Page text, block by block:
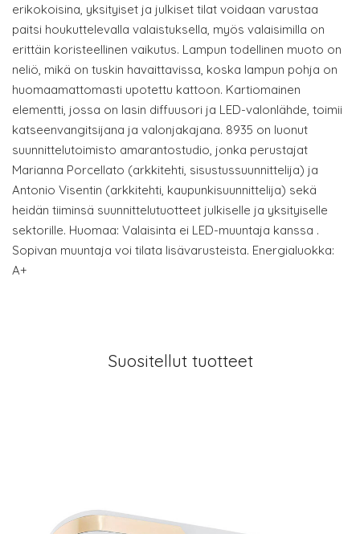
erikokoisina, yksityiset ja julkiset tilat voidaan varustaa
paitsi houkuttelevalla valaistuksella, myös valaisimilla on
erittäin koristeellinen vaikutus. Lampun todellinen muoto on
neliö, mikä on tuskin havaittavissa, koska lampun pohja on
huomaamattomasti upotettu kattoon. Kartiomainen
elementti, jossa on lasin diffuusori ja LED-valonlähde, toimii
katseenvangitsijana ja valonjakajana. 8935 on luonut
suunnittelutoimisto amarantostudio, jonka perustajat
Marianna Porcellato (arkkitehti, sisustussuunnittelija) ja
Antonio Visentin (arkkitehti, kaupunkisuunnittelija) sekä
heidän tiiminsä suunnittelutuotteet julkiselle ja yksityiselle
sektorille. Huomaa: Valaisinta ei LED-muuntaja kanssa .
Sopivan muuntaja voi tilata lisävarusteista. Energialuokka:
A+
Suositellut tuotteet